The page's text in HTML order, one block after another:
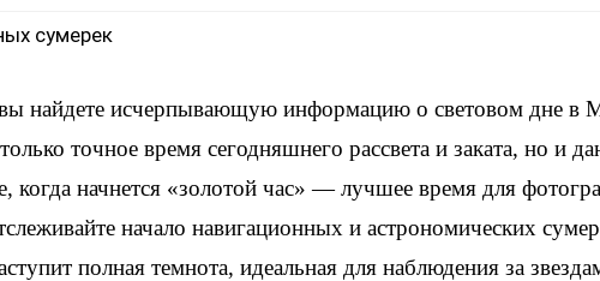
сумерек
вы найдете исчерпывающую информацию о световом дне
точное время сегодняшнего рассвета и заката, но и
когда начнется «золотой час» — лучшее время для
начало навигационных и астрономических
полная темнота, идеальная для наблюдения за